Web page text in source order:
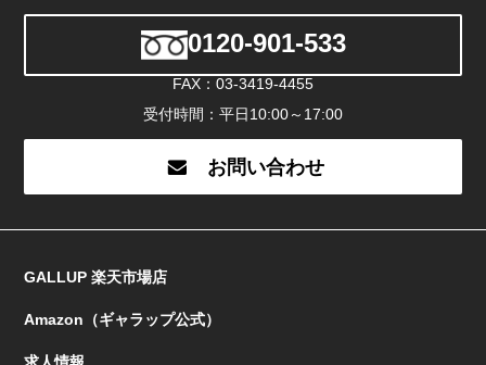
0120-901-533
FAX：03-3419-4455
受付時間：平日10:00～17:00
お問い合わせ
GALLUP 楽天市場店
Amazon（ギャラップ公式）